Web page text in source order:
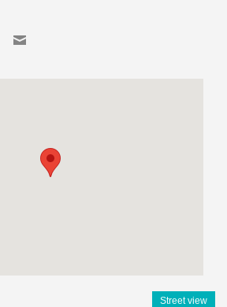
Street view